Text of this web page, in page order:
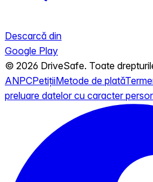
Descarcă din
Google Play
© 2026 DriveSafe. Toate
ANPCPetițiiMetode de plată
preluare datelor cu caracter